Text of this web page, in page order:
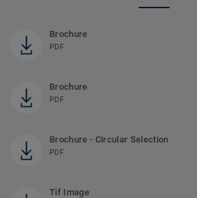
Brochure
PDF
Brochure
PDF
Brochure - Circular Selection
PDF
Tif Image